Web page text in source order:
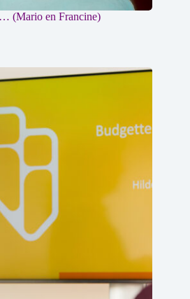
(Mario en Francine)